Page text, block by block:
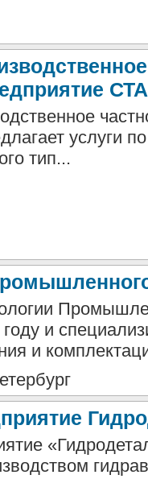
услуги
тип...
и
и